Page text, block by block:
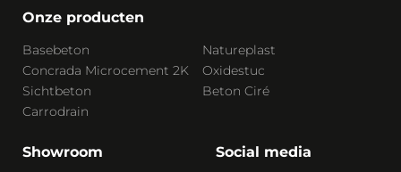
Onze producten
Basebeton
Natureplast
Concrada Microcement 2K
Oxidestuc
Sichtbeton
Beton Ciré
Carrodrain
Showroom Social media